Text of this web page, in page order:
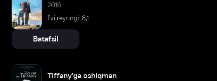
2016
Ivi reytingi: 8,1
Batafsil
Tiffany'ga oshiqman